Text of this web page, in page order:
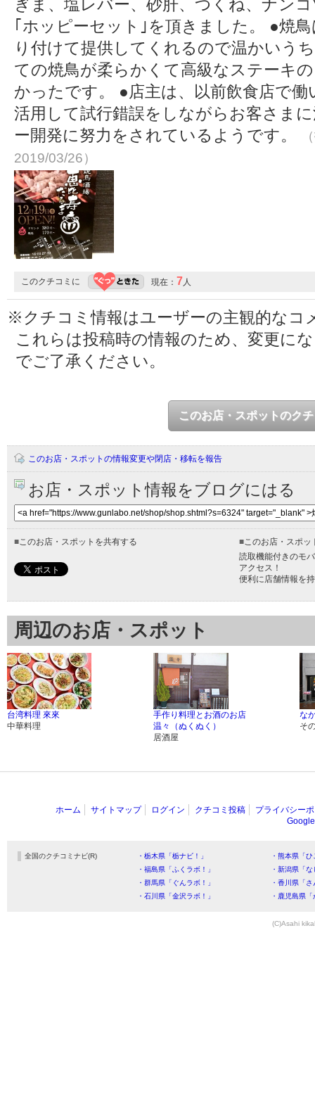
ぎま、塩レバー、砂肝、つくね、ナン
｢ホッピーセット｣を頂きました。 ●焼
り付けて提供してくれるので温かいう
ての焼鳥が柔らかくて高級なステーキ
かったです。 ●店主は、以前飲食店で
活用して試行錯誤をしながらお客さま
ー開発に努力をされているようです。
2019/03/26）
このクチコミに 現在： 7人
※クチコミ情報はユーザーの主観的なコ
これらは投稿時の情報のため、変更に
でご了承ください。
このお店・スポットのク
このお店・スポットの情報変更や閉店・移転を報告
お店・スポット情報をブログにはる
■このお店・スポットを共有する ■このお店・スポッ
読取機能付きのモ
アクセス！
便利に店舗情報を
周辺のお店・スポット
台湾料理 來來
中華料理
手作り料理とお酒のお店
温々（ぬくぬく）
居酒屋
な
そ
ホーム サイトマップ ログイン クチコミ投稿
プライバシー
全国のクチコミナビ(R) ・栃木県「栃ナビ！」
・熊本県「
・福島県「ふくラボ！」
・新潟県「
・群馬県「ぐんラボ！」
・香川県「
・石川県「金沢ラボ！」
・鹿児島県
(C)Asahi